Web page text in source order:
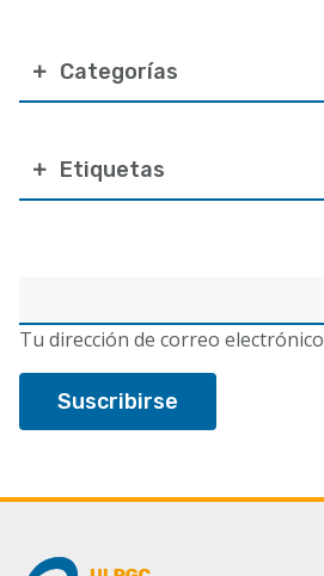
electrónico
Tu dirección de correo electrónico
Categorías
Etiquetas